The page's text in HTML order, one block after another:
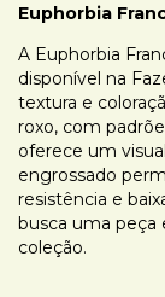
Euphorbia
A Euphorbia
disponível na
textura e
roxo, com
oferece um
engrossado
resistência e
busca uma peça
coleção.